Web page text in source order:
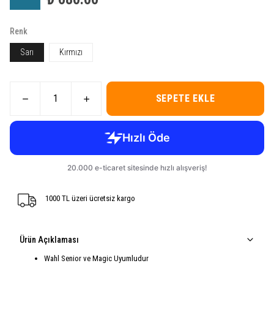
Renk
Sarı Kırmızı
SEPETE EKLE
1000 TL üzeri ücretsiz kargo
Ürün Açıklaması
Wahl Senior ve Magic Uyumludur